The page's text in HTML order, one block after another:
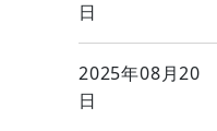
日
2025年08月20
日